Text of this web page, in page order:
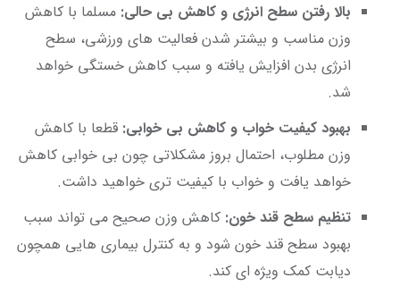
بالا رفتن سطح انرژی و کاهش بی حالی: مسلما با کاهش
وزن مناسب و بیشتر شدن فعالیت ‌های ورزشی، سطح
انرژی بدن افزایش یافته و سبب کاهش خستگی خواهد
شد.
بهبود کیفیت خواب و کاهش بی ‌خوابی: قطعا با کاهش
وزن مطلوب، احتمال بروز مشکلاتی چون بی ‌خوابی کاهش
خواهد یافت و خواب با کیفیت تری خواهید داشت.
تنظیم سطح قند خون: کاهش وزن صحیح می ‌تواند سبب
بهبود سطح قند خون شود و به کنترل بیماری‌ هایی همچون
دیابت کمک ویژه ای کند.